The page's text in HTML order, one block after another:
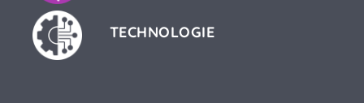
TECHNOLOGIE